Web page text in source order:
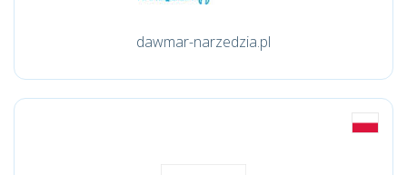
dawmar-narzedzia.pl